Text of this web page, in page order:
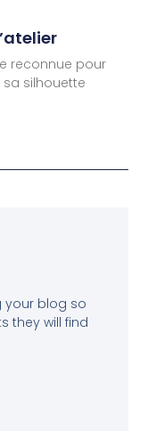
reconnue pour
silhouette
your blog so
they will find